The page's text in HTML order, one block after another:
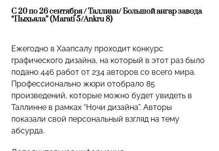
С 20 по 26 сентября / Таллинн/ Большой ангар завода
“Пыхьяла” (Marati 5/Ankru 8)
Ежегодно в Хаапсалу проходит конкурс
графического дизайна, на который в этот раз было
подано 446 работ от 234 авторов со всего мира.
Профессионально жюри отобрало 85
произведений, которые можно будет увидеть в
Таллинне в рамках “Ночи дизайна”. Авторы
показали свой персональный взгляд на тему
абсурда.